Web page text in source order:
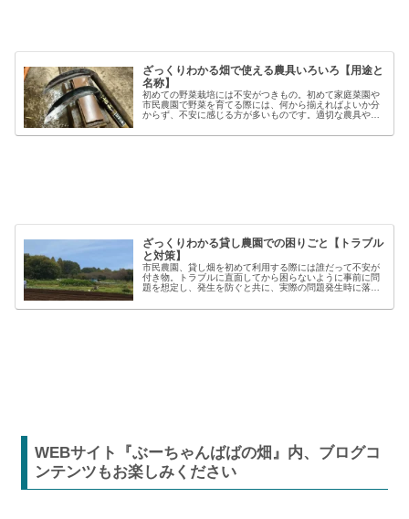
ざっくりわかる畑で使える農具いろいろ【用途と
名称】
初めての野菜栽培には不安がつきもの。初めて家庭菜園や
市民農園で野菜を育てる際には、何から揃えればよいか分
からず、不安に感じる方が多いものです。適切な農具や資
しますが、種類も多く、初心者には...
ざっくりわかる貸し農園での困りごと【トラブル
と対策】
市民農園、貸し畑を初めて利用する際には誰だって不安が
付き物。トラブルに直面してから困らないように事前に問
題を想定し、発生を防ぐと共に、実際の問題発生時に落ち
【困った】と【トラブル】困りごとト...
WEBサイト『ぶーちゃんばばの畑』内、ブログコ
ンテンツもお楽しみください